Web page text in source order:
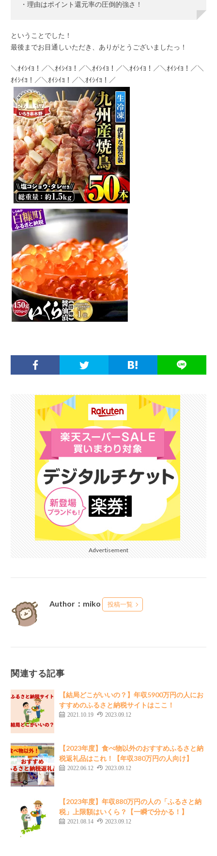
・理由はポイント還元率の圧倒的強さ！
ということでした！
最後までお目通しいただき、ありがとうございましたっ！
＼ｵｲｼｲﾖ！／＼ｵｲｼｲﾖ！／＼ｵｲｼｲﾖ！／＼ｵｲｼｲﾖ！／＼ｵｲｼｲﾖ！／＼
ｵｲｼｲﾖ！／＼ｵｲｼｲﾖ！／＼ｵｲｼｲﾖ！／
Advertisement
Author：miko 投稿一覧
関連する記事
【結局どこがいいの？】年収5900万円の人にお
すすめのふるさと納税サイトはここ！
2021.10.19 2023.09.12
【2023年度】食べ物以外のおすすめふるさと納
税返礼品はこれ！【年収380万円の人向け】
2022.06.12 2023.09.12
【2023年度】年収880万円の人の「ふるさと納
税」上限額はいくら？【一瞬で分かる！】
2021.08.14 2023.09.12